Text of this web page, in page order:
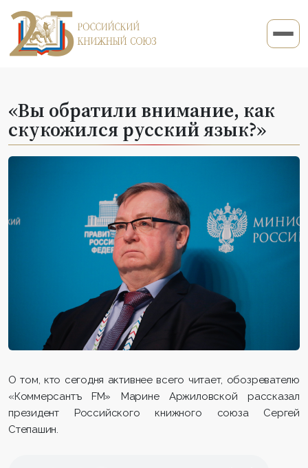
«Вы обратили внимание, как
скукожился русский язык?»
О том, кто сегодня активнее всего читает, обозревателю
«Коммерсантъ FM» Марине Аржиловской рассказал
президент Российского книжного союза Сергей
Степашин.